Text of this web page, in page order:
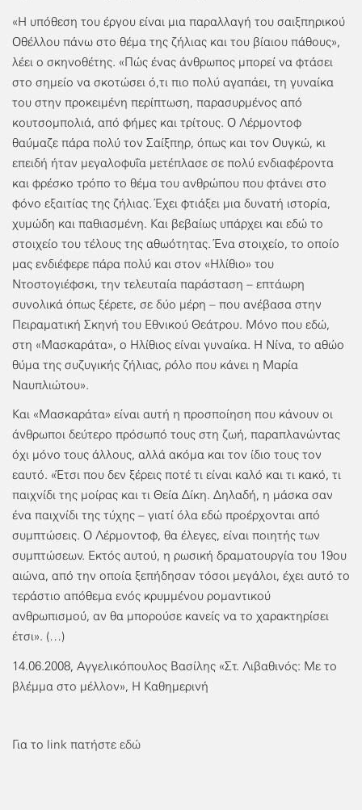
«Η υπόθεση του έργου είναι μια παραλλαγή του σαιξπηρικού
Οθέλλου πάνω στο θέμα της ζήλιας και του βίαιου πάθους»,
λέει ο σκηνοθέτης. «Πώς ένας άνθρωπος μπορεί να φτάσει
στο σημείο να σκοτώσει ό,τι πιο πολύ αγαπάει, τη γυναίκα
του στην προκειμένη περίπτωση, παρασυρμένος από
κουτσομπολιά, από φήμες και τρίτους. Ο Λέρμοντοφ
θαύμαζε πάρα πολύ τον Σαίξπηρ, όπως και τον Ουγκώ, κι
επειδή ήταν μεγαλοφυΐα μετέπλασε σε πολύ ενδιαφέροντα
και φρέσκο τρόπο το θέμα του ανθρώπου που φτάνει στο
φόνο εξαιτίας της ζήλιας. Έχει φτιάξει μια δυνατή ιστορία,
χυμώδη και παθιασμένη. Και βεβαίως υπάρχει και εδώ το
στοιχείο του τέλους της αθωότητας. Ένα στοιχείο, το οποίο
μας ενδιέφερε πάρα πολύ και στον «Ηλίθιο» του
Ντοστογιέφσκι, την τελευταία παράσταση – επτάωρη
συνολικά όπως ξέρετε, σε δύο μέρη – που ανέβασα στην
Πειραματική Σκηνή του Εθνικού Θεάτρου. Μόνο που εδώ,
στη «Μασκαράτα», ο Ηλίθιος είναι γυναίκα. Η Νίνα, το αθώο
θύμα της συζυγικής ζήλιας, ρόλο που κάνει η Μαρία
Ναυπλιώτου».
Και «Μασκαράτα» είναι αυτή η προσποίηση που κάνουν οι
άνθρωποι δεύτερο πρόσωπό τους στη ζωή, παραπλανώντας
όχι μόνο τους άλλους, αλλά ακόμα και τον ίδιο τους τον
εαυτό. «Έτσι που δεν ξέρεις ποτέ τι είναι καλό και τι κακό, τι
παιχνίδι της μοίρας και τι Θεία Δίκη. Δηλαδή, η μάσκα σαν
ένα παιχνίδι της τύχης – γιατί όλα εδώ προέρχονται από
συμπτώσεις. Ο Λέρμοντοφ, θα έλεγες, είναι ποιητής των
συμπτώσεων. Εκτός αυτού, η ρωσική δραματουργία του 19ου
αιώνα, από την οποία ξεπήδησαν τόσοι μεγάλοι, έχει αυτό το
τεράστιο απόθεμα ενός κρυμμένου ρομαντικού
ανθρωπισμού, αν θα μπορούσε κανείς να το χαρακτηρίσει
έτσι». (…)
14.06.2008, Αγγελικόπουλος Βασίλης «Στ. Λιβαθινός: Με το
βλέμμα στο μέλλον», Η Καθημερινή
Για το link πατήστε εδώ